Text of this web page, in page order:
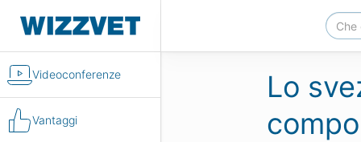
Videoconferenze
Vantaggi
Lo